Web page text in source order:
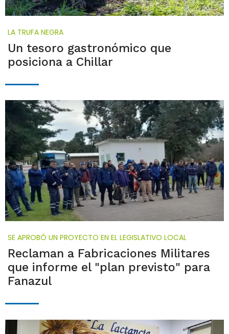
LA TRUFA NEGRA
Un tesoro gastronómico que
posiciona a Chillar
SE APROBÓ UN PROYECTO EN EL LEGISLATIVO LOCAL
Reclaman a Fabricaciones Militares
que informe el "plan previsto" para
Fanazul